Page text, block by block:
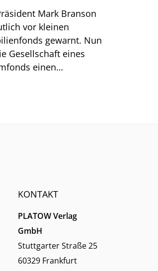
Mark Branson
vor kleinen
gewarnt. Nun
Gesellschaft eines
einen
KONTAKT
PLATOW Verlag
GmbH
Stuttgarter Straße 25
60329 Frankfurt